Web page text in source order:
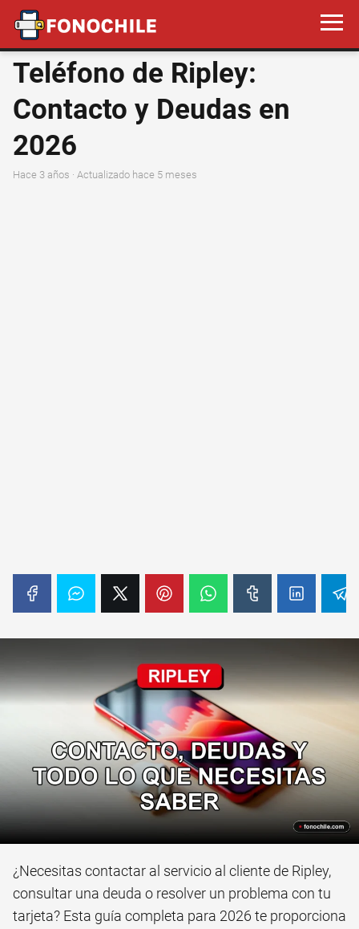
Teléfono de Ripley:
Contacto y Deudas en
2026
hace 3 años · Actualizado hace 5 meses
¿Necesitas contactar al servicio al cliente de Ripley,
consultar una deuda o resolver un problema con tu
tarjeta? Esta guía completa para 2026 te proporciona